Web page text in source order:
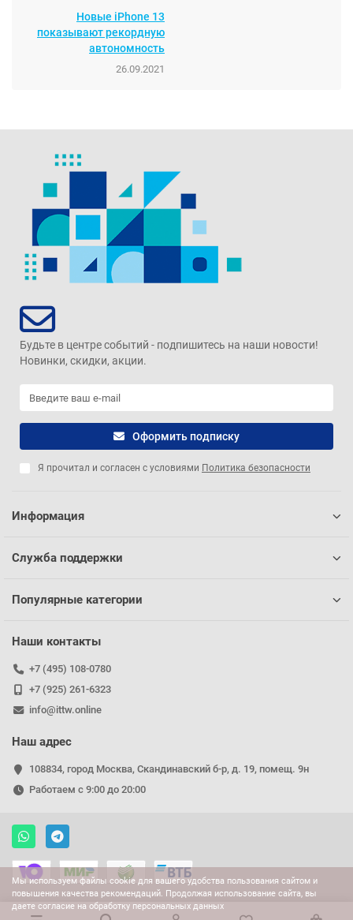
Новые iPhone 13
показывают рекордную
автономность
26.09.2021
Мы используем файлы cookie для вашего удобства пользования сайтом и
повышения качества рекомендаций. Продолжая использование сайта, вы
даете согласие на обработку персональных данных
Будьте в центре событий - подпишитесь на наши новости!
Новинки, скидки, акции.
Оформить подписку
Я прочитал и согласен с условиями Политика безопасности
Информация
Служба поддержки
Популярные категории
Наши контакты
+7 (495) 108-0780
+7 (925) 261-6323
info@ittw.online
Наш адрес
108834, город Москва, Скандинавский б-р, д. 19, помещ. 9н
Работаем с 9:00 до 20:00